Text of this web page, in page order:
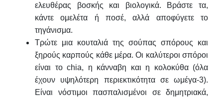
ελευθέρας βοσκής και βιολογικά. Βράστε τα,
κάντε ομελέτα ή ποσέ, αλλά αποφύγετε το
τηγάνισμα.
Τρώτε μια κουταλιά της σούπας σπόρους και
ξηρούς καρπούς κάθε μέρα. Οι καλύτεροι σπόροι
είναι το chia, η κάνναβη και η κολοκύθα (όλα
έχουν υψηλότερη περιεκτικότητα σε ωμέγα-3).
Είναι νόστιμοι πασπαλισμένοι σε δημητριακά,